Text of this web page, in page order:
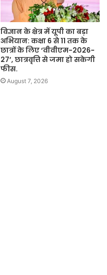
विज्ञान के क्षेत्र में यूपी का बड़ा
अभियान: कक्षा 6 से 11 तक के
छात्रों के लिए ‘वीवीएम-2026-
27’, छात्रवृत्ति से जमा हो सकेगी
फीस.
August 7, 2026